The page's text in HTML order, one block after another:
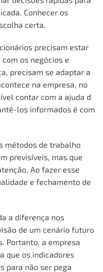
Conhecer os
certa.
precisam estar
os negócios e
precisam se adaptar a
na empresa, no
contar com a ajuda d
los informados é com
métodos de trabalho
previsíveis, mas que
Ao fazer esse
e fechamento de
a diferença nos
de um cenário futuro
Portanto, a empresa
que os indicadores
para não ser pega